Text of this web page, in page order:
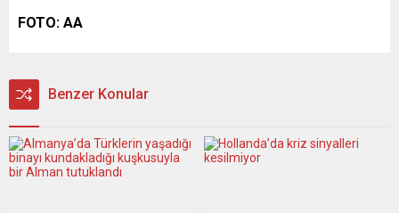
FOTO: AA
Benzer Konular